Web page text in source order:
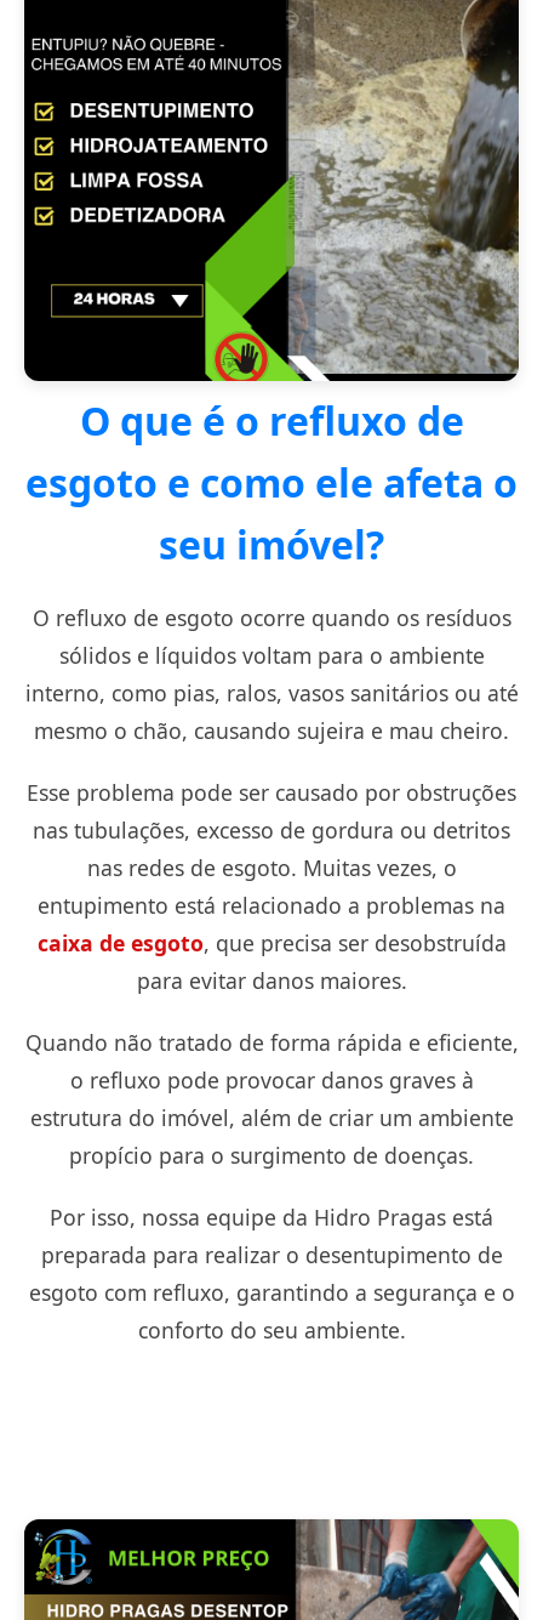
O que é o refluxo de
esgoto e como ele afeta o
seu imóvel?
O refluxo de esgoto ocorre quando os resíduos
sólidos e líquidos voltam para o ambiente
interno, como pias, ralos, vasos sanitários ou até
mesmo o chão, causando sujeira e mau cheiro.
Esse problema pode ser causado por obstruções
nas tubulações, excesso de gordura ou detritos
nas redes de esgoto. Muitas vezes, o
entupimento está relacionado a problemas na
caixa de esgoto, que precisa ser desobstruída
para evitar danos maiores.
Quando não tratado de forma rápida e eficiente,
o refluxo pode provocar danos graves à
estrutura do imóvel, além de criar um ambiente
propício para o surgimento de doenças.
Por isso, nossa equipe da Hidro Pragas está
preparada para realizar o desentupimento de
esgoto com refluxo, garantindo a segurança e o
conforto do seu ambiente.